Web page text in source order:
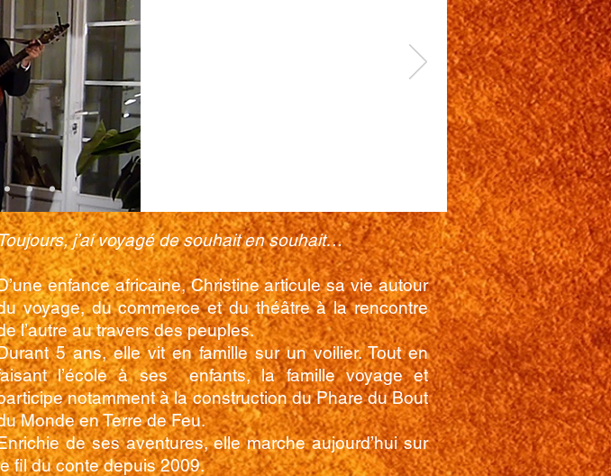
j’ai voyagé de souhait en souhait…
enfance africaine, Christine articule sa vie autour
voyage, du commerce et du théâtre à la rencontre
l’autre au travers des peuples.
5 ans, elle vit en famille sur un voilier. Tout en
l’école à ses enfants, la famille voyage et
notamment à la construction du Phare du Bout
Monde en Terre de Feu.
de ses aventures, elle marche aujourd’hui sur
fil du conte depuis 2009.